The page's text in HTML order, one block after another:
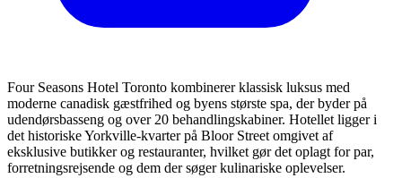
Four Seasons Hotel Toronto kombinerer klassisk luksus med
moderne canadisk gæstfrihed og byens største spa, der byder på
udendørsbasseng og over 20 behandlingskabiner. Hotellet ligger i
det historiske Yorkville-kvarter på Bloor Street omgivet af
eksklusive butikker og restauranter, hvilket gør det oplagt for par,
forretningsrejsende og dem der søger kulinariske oplevelser.